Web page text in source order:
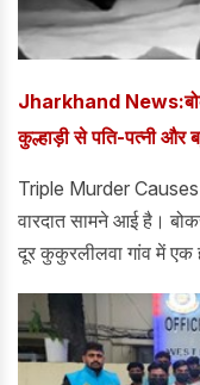
Jharkhand
कुल्हाड़ी से पति-पत्नी और
Triple Murder
वारदात सामने आई है।
दूर कुकुरलीलवा गांव में एक